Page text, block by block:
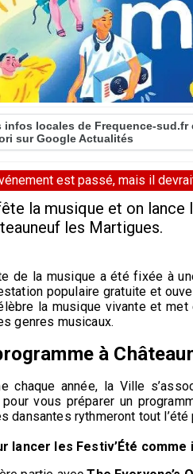
infos locales de Frequence-sud.fr
sur Google Actualités
est passé, mais il
la musique et on
les Martigues.
de la musique a été fixée à
populaire gratuite et
la musique vivante et
genres musicaux.
à
chaque année, la Ville
pour vous préparer un
dansantes rythmeront tout
lancer les Festiv’Été